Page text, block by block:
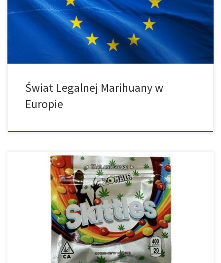
marihuana, wszystkim lepiej znana jako susz CBD. Legalizacja
marihuany idzie na przód na całym świecie, a Unia Europejska nie
pozostaje w […]
Świat Legalnej Marihuany w
Europie
W prasie, zwłaszcza zachodniej, co jakiś czas można przeczytać
doniesienia o nieumyślnym spożyciu marihuany, ponieważ
znajdowała się ona w wypiekach bądź innych produktach
spożywczych, a konsument o tym nie wiedział. W Europie nie
zdarza się to zbyt często – a na pierwsze strony gazet trafiają
raczej takie przypadki, w których […]